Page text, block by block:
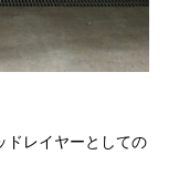
ドレイヤーとしての